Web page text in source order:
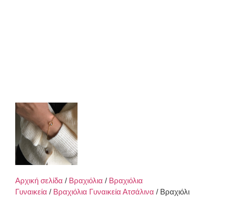
Αρχική σελίδα / Βραχιόλια / Βραχιόλια
Γυναικεία / Βραχιόλια Γυναικεία Ατσάλινα / Βραχιόλι